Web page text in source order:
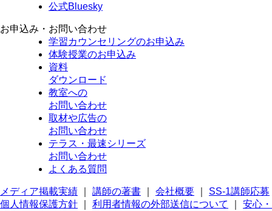
公式Bluesky
お申込み・お問い合わせ
学習カウンセリングのお申込み
体験授業のお申込み
資料
ダウンロード
教室への
お問い合わせ
取材や広告の
お問い合わせ
テラス・最速シリーズ
お問い合わせ
よくある質問
メディア掲載実績 講師の著書 会社概要
SS-1講師応募
個人情報保護方針
利用者情報の外部送信について
安心・